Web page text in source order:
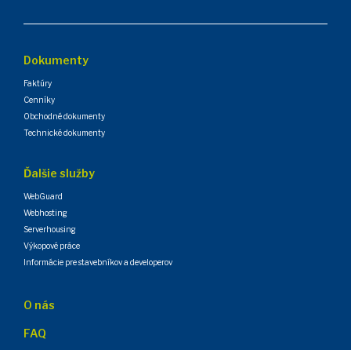
Dokumenty
Faktúry
Cenníky
Obchodné dokumenty
Technické dokumenty
Ďalšie služby
WebGuard
Webhosting
Serverhousing
Výkopové práce
Informácie pre stavebníkov a developerov
O nás
FAQ